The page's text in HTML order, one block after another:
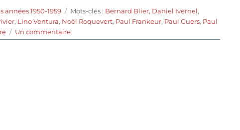
années 1950-1959 Étiquettes
Mots-clés : Bernard Blier, Daniel Ivernel,
, Lino Ventura, Noël Roquevert, Paul Frankeur, Paul Guers, Paul
Un commentairesur
Marie-